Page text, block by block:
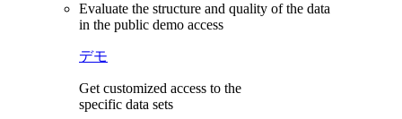
Evaluate the structure and quality of the data
in the public demo access
デモ
Get customized access to the
specific data sets